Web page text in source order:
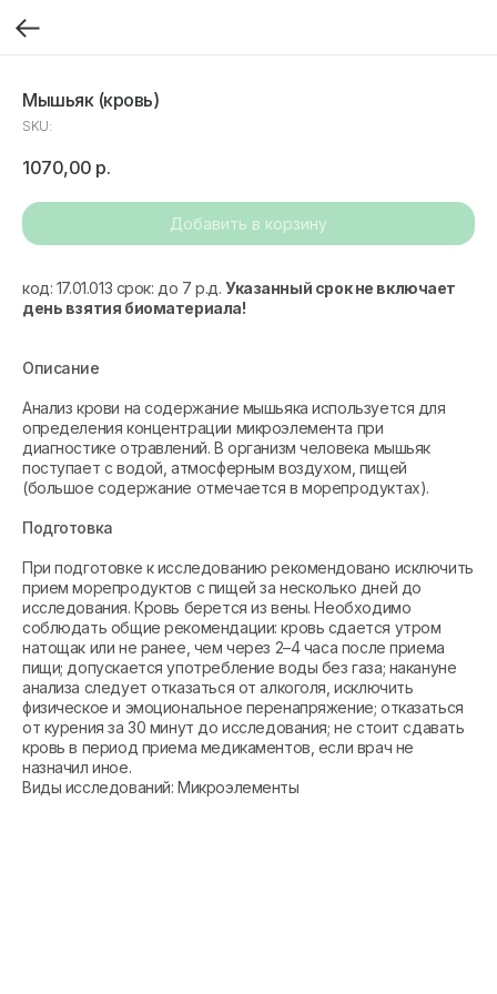
Мышьяк (кровь)
SKU:
1070,00 р.
Добавить в корзину
код: 17.01.013 срок: до 7 р.д. Указанный срок не включает
день взятия биоматериала!
Описание
Анализ крови на содержание мышьяка используется для
определения концентрации микроэлемента при
диагностике отравлений. В организм человека мышьяк
поступает с водой, атмосферным воздухом, пищей
(большое содержание отмечается в морепродуктах).
Подготовка
При подготовке к исследованию рекомендовано исключить
прием морепродуктов с пищей за несколько дней до
исследования. Кровь берется из вены. Необходимо
соблюдать общие рекомендации: кровь сдается утром
натощак или не ранее, чем через 2–4 часа после приема
пищи; допускается употребление воды без газа; накануне
анализа следует отказаться от алкоголя, исключить
физическое и эмоциональное перенапряжение; отказаться
от курения за 30 минут до исследования; не стоит сдавать
кровь в период приема медикаментов, если врач не
назначил иное.
Виды исследований: Микроэлементы